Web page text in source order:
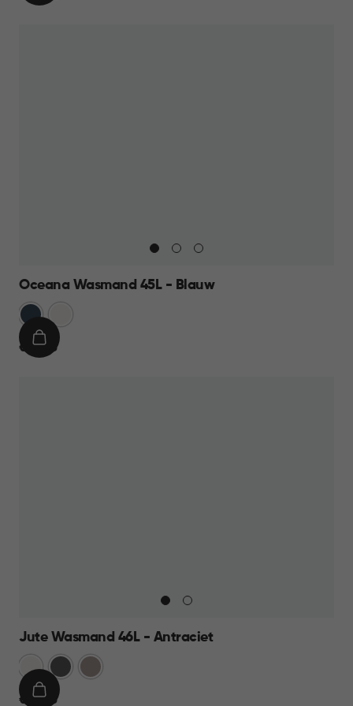
Oceana Wasmand 45L - Blauw
Blauw
€
€ 12,95
IN
Jute Wasmand 46L - Antraciet
Antraciet
Taupe
€
€ 14,95
IN